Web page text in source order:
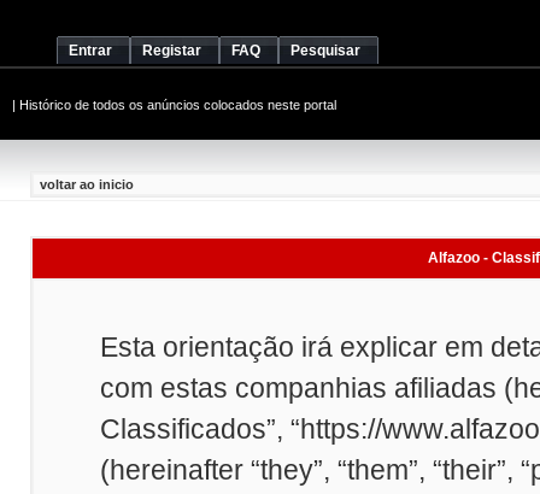
Entrar Registar FAQ Pesquisar
| Histórico de todos os anúncios colocados neste portal
voltar ao inicio
Alfazoo -
Esta orientação irá explicar em
com estas companhias afiliadas
Classificados”, “https://
(hereinafter “they”, “them”, “their”,